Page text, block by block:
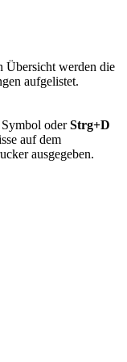
Übersicht werden die
aufgelistet.
oderStrg+D
auf dem
ausgegeben.